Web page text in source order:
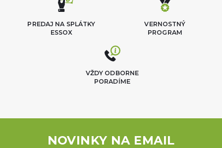
VERNOSTNÝ
PROGRAM
PREDAJ NA SPLÁTKY
ESSOX
VŽDY ODBORNE
PORADÍME
NOVINKY NA EMAIL